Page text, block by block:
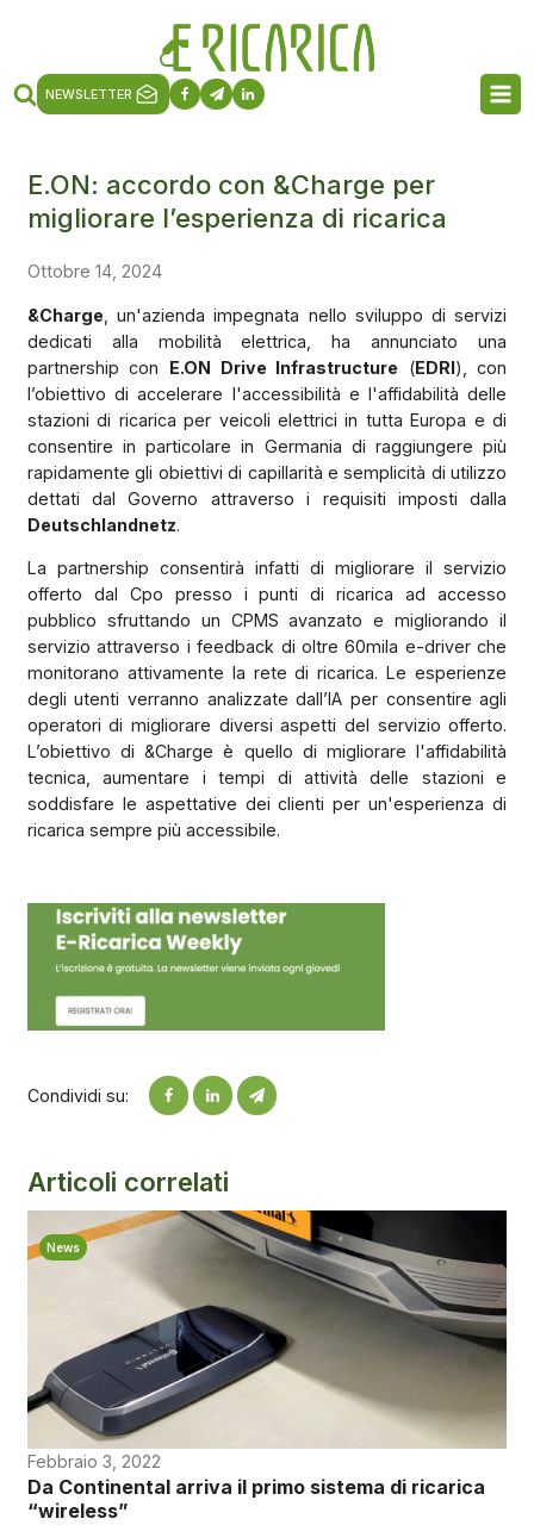
NEWSLETTER
E.ON: accordo con &Charge per
migliorare l’esperienza di ricarica
Ottobre 14, 2024
&Charge , un'azienda impegnata nello sviluppo di servizi
dedicati alla mobilità elettrica, ha annunciato una
partnership con E.ON Drive Infrastructure (EDRI), con
l’obiettivo di accelerare l'accessibilità e l'affidabilità delle
stazioni di ricarica per veicoli elettrici in tutta Europa e di
consentire in particolare in Germania di raggiungere più
rapidamente gli obiettivi di capillarità e semplicità di utilizzo
dettati dal Governo attraverso i requisiti imposti dalla
Deutschlandnetz.
La partnership consentirà infatti di migliorare il servizio
offerto dal Cpo presso i punti di ricarica ad accesso
pubblico sfruttando un CPMS avanzato e migliorando il
servizio attraverso i feedback di oltre 60mila e-driver che
monitorano attivamente la rete di ricarica. Le esperienze
degli utenti verranno analizzate dall’IA per consentire agli
operatori di migliorare diversi aspetti del servizio offerto.
L’obiettivo di &Charge è quello di migliorare l'affidabilità
tecnica, aumentare i tempi di attività delle stazioni e
soddisfare le aspettative dei clienti per un'esperienza di
ricarica sempre più accessibile.
Condividi su:
Articoli correlati
News
Febbraio 3, 2022
Da Continental arriva il primo sistema di ricarica
“wireless”